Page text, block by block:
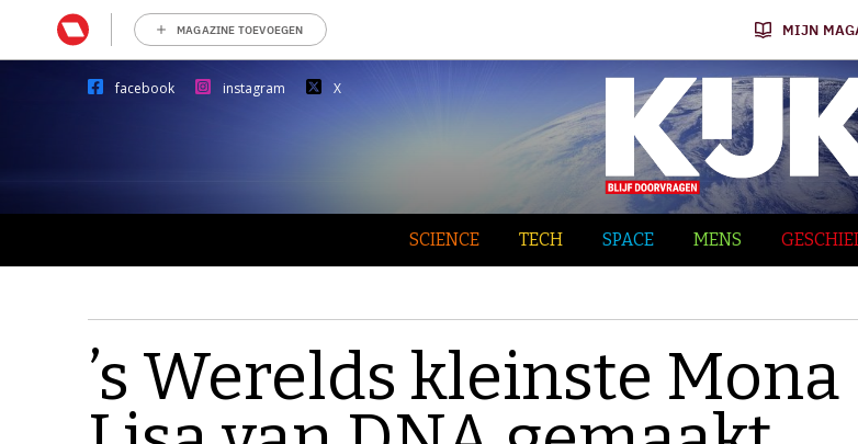
MAGAZINE TOEVOEGEN MIJN
facebook instagram X
SCIENCE TECH SPACE MENS
’s Werelds kleinste Mona